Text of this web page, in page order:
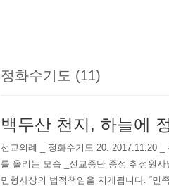
정화수기도 (11)
백두산 천지, 하늘에
선교의례 _ 정화수기도 20. 2017.11.20
를 올리는 모습 _선교종단 종정 취정원
민형사상의 법적책임을 지게됩니다. “민